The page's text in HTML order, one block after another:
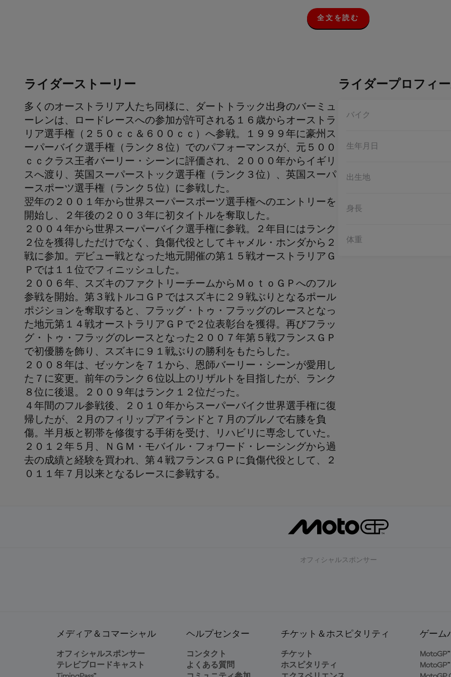
全
文
全文を読む
ライダープロフィ
バイク
生年月日
出生地
身長
体重
ライダーストーリー
多くのオーストラリア人たち同様に、ダートトラック出身のバーミュ
ーレンは、ロードレースへの参加が許可される１６歳からオーストラ
リア選手権（２５０ｃｃ＆６００ｃｃ）へ参戦。１９９９年に豪州ス
ーパーバイク選手権（ランク８位）でのパフォーマンスが、元５００
ｃｃクラス王者バーリー・シーンに評価され、２０００年からイギリ
スへ渡り、英国スーパーストック選手権（ランク３位）、英国スーパ
ースポーツ選手権（ランク５位）に参戦した。
翌年の２００１年から世界スーパースポーツ選手権へのエントリーを
開始し、２年後の２００３年に初タイトルを奪取した。
２００４年から世界スーパーバイク選手権に参戦。２年目にはランク
２位を獲得しただけでなく、負傷代役としてキャメル・ホンダから２
戦に参加。デビュー戦となった地元開催の第１５戦オーストラリアＧ
Ｐでは１１位でフィニッシュした。
２００６年、スズキのファクトリーチームからＭｏｔｏＧＰへのフル
参戦を開始。第３戦トルコＧＰではスズキに２９戦ぶりとなるポール
ポジションを奪取すると、フラッグ・トゥ・フラッグのレースとなっ
た地元第１４戦オーストラリアＧＰで２位表彰台を獲得。再びフラッ
グ・トゥ・フラッグのレースとなった２００７年第５戦フランスＧＰ
で初優勝を飾り、スズキに９１戦ぶりの勝利をもたらした。
２００８年は、ゼッケンを７１から、恩師バーリー・シーンが愛用し
た７に変更。前年のランク６位以上のリザルトを目指したが、ランク
８位に後退。２００９年はランク１２位だった。
４年間のフル参戦後、２０１０年からスーパーバイク世界選手権に復
帰したが、２月のフィリップアイランドと７月のブルノで右膝を負
傷。半月板と靭帯を修復する手術を受け、リハビリに専念していた。
２０１２年５月、ＮＧＭ・モバイル・フォワード・レーシングから過
去の成績と経験を買われ、第４戦フランスＧＰに負傷代役として、２
０１１年７月以来となるレースに参戦する。
オフィシャルスポンサー
メディア＆コマーシャル
オフィシャルスポンサー
テレビブロードキャスト
ヘルプセンター
コンタクト
よくある質問
チケット＆ホスピタリティ
チケット
ホスピタリティ
ゲーム